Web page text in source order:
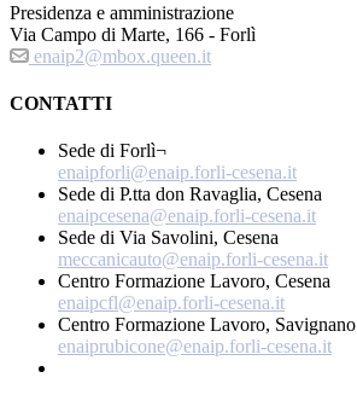
Presidenza e amministrazione
Via Campo di Marte, 166 - Forlì
enaip2@mbox.queen.it
CONTATTI
Sede di Forlì¬
enaipforli@enaip.forli-cesena.it
Sede di P.tta don Ravaglia, Cesena
enaipcesena@enaip.forli-cesena.it
Sede di Via Savolini, Cesena
meccanicauto@enaip.forli-cesena.it
Centro Formazione Lavoro, Cesena
enaipcfl@enaip.forli-cesena.it
Centro Formazione Lavoro, Savignano
enaiprubicone@enaip.forli-cesena.it